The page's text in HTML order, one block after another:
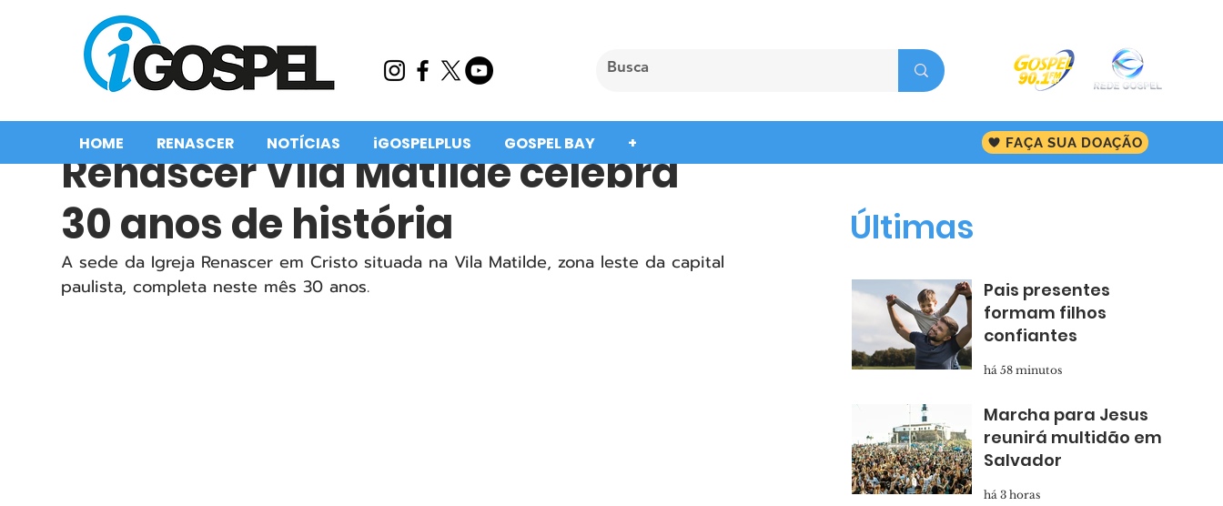
HOME RENASCER NOTÍCIAS iGOSPELPLUS GOSPEL BAY + FAÇA SUA DOAÇÃO
Renascer Vila Matilde celebra
30 anos de história
A sede da Igreja Renascer em Cristo situada na Vila Matilde, zona leste da capital
paulista, completa neste mês 30 anos.
Pais presentes
formam filhos
confiantes
há 58 minutos
Marcha para Jesus
reunirá multidão em
Salvador
há 3 horas
Últimas